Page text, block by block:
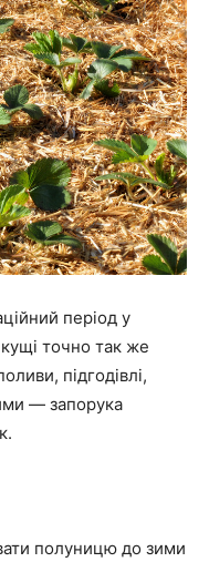
період у
точно так же
підгодівлі,
— запорука
полуницю до зими